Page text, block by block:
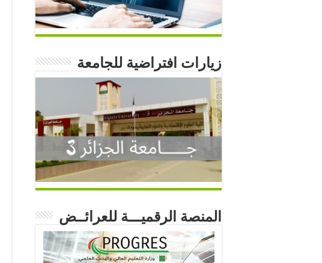
زيارات افتراضية للجامعة
المنصة الرقميـــة للعرائــض